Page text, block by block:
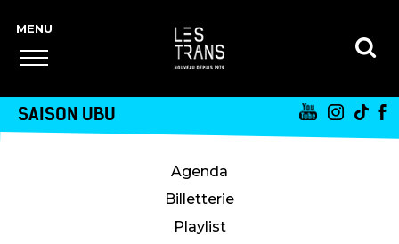
SAISON UBU
Agenda
Billetterie
Playlist